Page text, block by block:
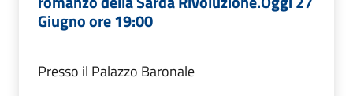
Giugno ore 19:00
Presso il Palazzo Baronale